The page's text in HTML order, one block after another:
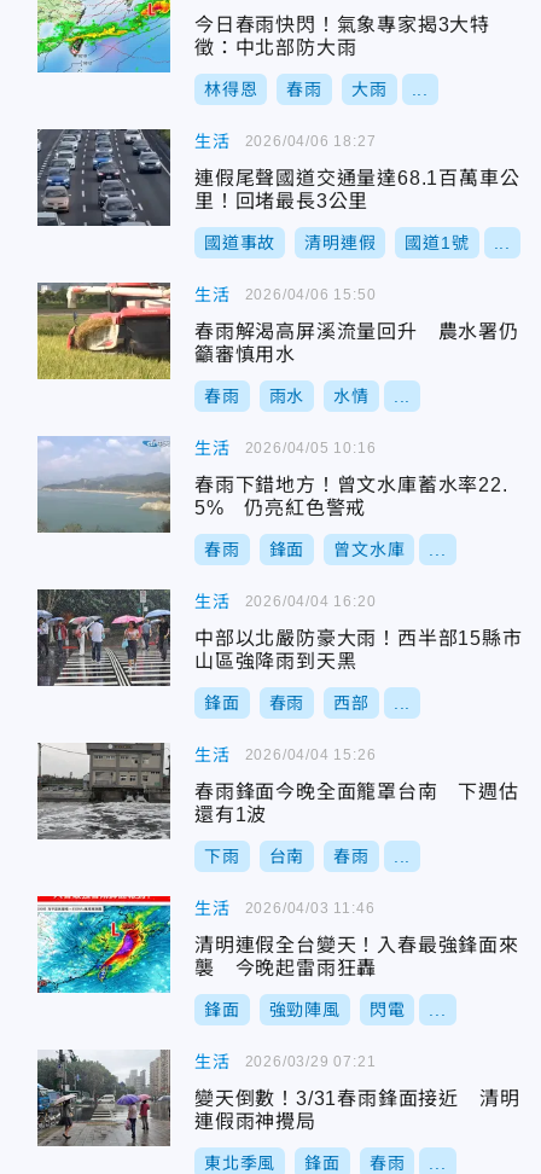
今日春雨快閃！氣象專家揭3大特
徵：中北部防大雨
林得恩 春雨 大雨
生活
連假尾聲國道交通量達68.1百萬車公
里！回堵最長3公里
國道事故 清明連假 國道1號
2026/04/06 18:27
生活
春雨解渴高屏溪流量回升 農水署仍
籲審慎用水
春雨 雨水 水情
2026/04/06 15:50
生活
春雨下錯地方！曾文水庫蓄水率22.
5% 仍亮紅色警戒
春雨 鋒面 曾文水庫
2026/04/05 10:16
生活
中部以北嚴防豪大雨！西半部15縣市
山區強降雨到天黑
鋒面 春雨 西部
2026/04/04 16:20
生活
春雨鋒面今晚全面籠罩台南 下週估
還有1波
下雨 台南 春雨
2026/04/04 15:26
生活
清明連假全台變天！入春最強鋒面來
襲 今晚起雷雨狂轟
鋒面 強勁陣風 閃電
2026/04/03 11:46
生活
變天倒數！3/31春雨鋒面接近 清明
連假雨神攪局
東北季風 鋒面 春雨
2026/03/29 07:21